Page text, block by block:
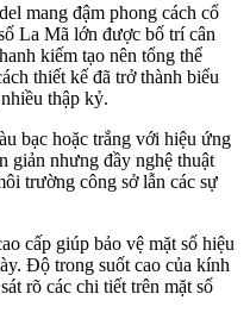
mang đậm phong cách cổ
La Mã lớn được bố trí cân
kiếm tạo nên tổng thể
thiết kế đã trở thành biểu
thập kỷ.
bạc hoặc trắng với hiệu ứng
giản nhưng đầy nghệ thuật
trường công sở lẫn các sự
cấp giúp bảo vệ mặt số hiệu
Độ trong suốt cao của kính
rõ các chi tiết trên mặt số